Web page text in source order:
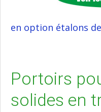
en option étalons
Portoirs
solides en